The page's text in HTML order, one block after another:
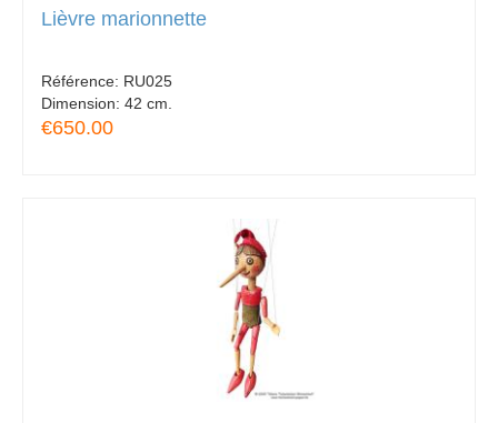
Lièvre marionnette
Référence: RU025
Dimension: 42 cm.
€650.00